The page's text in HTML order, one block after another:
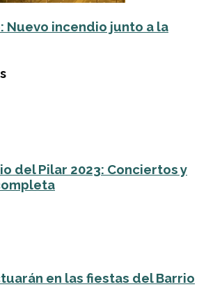
Nuevo incendio junto a la
del Pilar 2023: Conciertos y
en las fiestas del Barrio